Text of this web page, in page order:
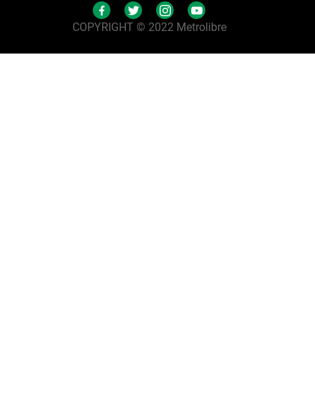
COPYRIGHT © 2022 Metrolibre